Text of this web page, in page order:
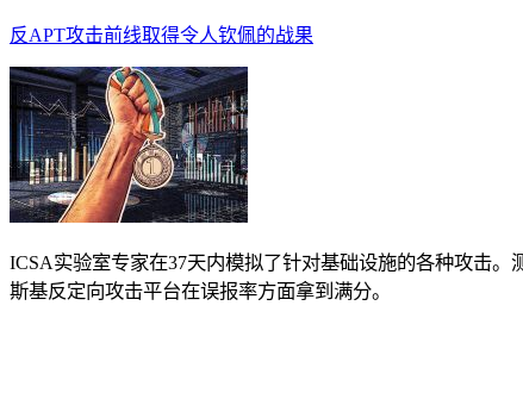
反APT攻击前线取得令人钦佩的战果
ICSA实验室专家在37天内模拟了针对基础设施的各种攻击
斯基反定向攻击平台在误报率方面拿到满分。